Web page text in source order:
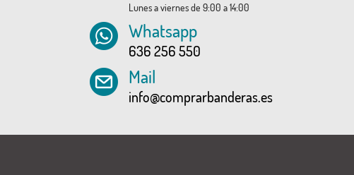
Lunes a viernes de 9:00 a 14:00
Whatsapp
636 256 550
Mail
info@comprarbanderas.es